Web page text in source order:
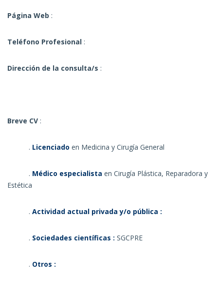
Página Web :
Teléfono Profesional :
Dirección de la consulta/s :
Breve CV :
. Licenciado en Medicina y Cirugía General
. Médico especialista en Cirugía Plástica, Reparadora y
Estética
. Actividad actual privada y/o pública :
. Sociedades científicas : SGCPRE
. Otros :